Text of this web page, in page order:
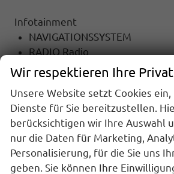
Infotainment
NAVIGATIONSSYSTEM
RADIO Radio
TOUCHSCREEN
Radiobedienung am Lenkrad
DAB
Apple Car Play
Android Auto
Freisprecheinrichtung
Bluetooth
Wir respektieren Ihre
Unsere Website setzt Cookies ein,
Dienste für Sie bereitzustellen.
berücksichtigen wir Ihre Auswahl
nur die Daten für Marketing,
Personalisierung, für die Sie uns
geben. Sie können Ihre